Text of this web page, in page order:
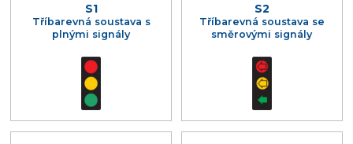
S1
Tříbarevná soustava s
plnými signály
S2
Tříbarevná soustava se
směrovými signály